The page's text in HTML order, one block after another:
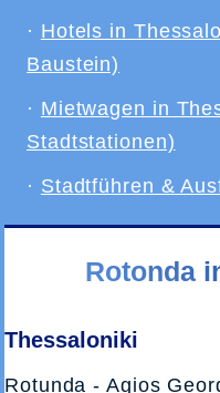
· Hotels in
Baustein)
· Mietwagen in
Stadtstationen)
· Stadtführen &
Rotonda
Thessaloniki
Rotunda - Agios